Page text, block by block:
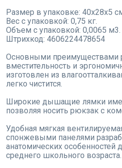
Размер в упаковке: 40x28x5
Вес с упаковкой: 0,75 кг.
Объем с упаковкой: 0,0065 м3.
Штрихкод: 4606224478654
Основными преимуществами
вместительность и
изготовлен из
легко чистится.
Широкие дышащие лямки
позволяя носить рюкзак с
Удобная мягкая
спонжевыми панелями
анатомических особенностей
среднего школьного возраста.